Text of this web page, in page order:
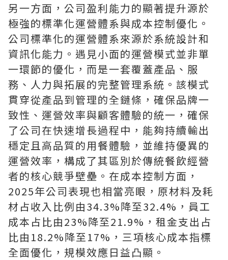
另一方面，公司盈利能力的顯著提升源於
極強的標準化運營體系與成本控制優化。
公司標準化的運營體系來源於系統設計和
資訊化能力。遇見小面的運營模式並非單
一環節的優化，而是一套覆蓋產品、服
務、人力與拓展的完整管理系統。該模式
貫穿從產品到管理的全鏈條，確保品牌一
致性、運營效率與顧客體驗的統一，確保
了公司在快速增長過程中，能夠持續輸出
穩定且高品質的用餐體驗，並維持優異的
運營效率，構成了其區別於傳統餐飲經營
者的核心競爭壁壘。在成本控制方面，
2025年公司表現也相當亮眼，原材料及耗
材占收入比例由34.3%降至32.4%，員工
成本占比由23%降至21.9%，租金支出占
比由18.2%降至17%，三項核心成本指標
全面優化，規模效應日益凸顯。